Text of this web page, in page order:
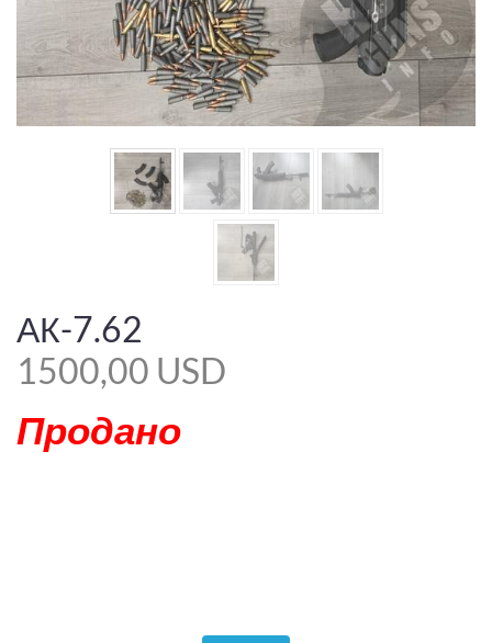
АК-7.62
1500,00 USD
Продано